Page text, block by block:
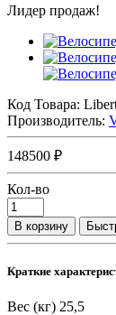
Лидер продаж!
Код Товара:
Производитель:
148500 ₽
Кол-во
В корзину
Краткие
Вес (кг) 25,5